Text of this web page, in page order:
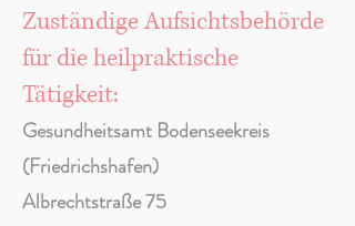
Zuständige Aufsichtsbehörde
für die heilpraktische
Tätigkeit:
Gesundheitsamt Bodenseekreis
(Friedrichshafen)
Albrechtstraße 75